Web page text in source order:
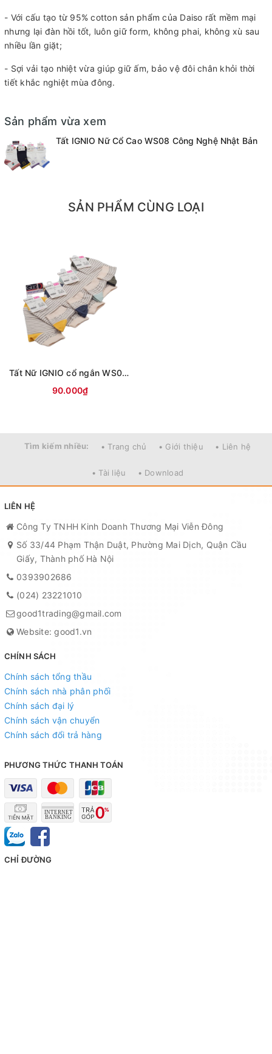
- Với cấu tạo từ 95% cotton sản phẩm của Daiso rất mềm mại
nhưng lại đàn hồi tốt, luôn giữ form, không phai, không xù sau
nhiều lần giặt;
- Sợi vải tạo nhiệt vừa giúp giữ ấm, bảo vệ đôi chân khỏi thời
tiết khắc nghiệt mùa đông.
Sản phẩm vừa xem
Tất IGNIO Nữ Cổ Cao WS08 Công Nghệ Nhật Bản
SẢN PHẨM CÙNG LOẠI
Tất Nữ IGNIO cổ ngắn WS09 - Tất Nhật Khử Mùi Công Nghệ Giữ Ấm
90.000₫
Tìm kiếm nhiều: • Trang chủ • Giới thiệu • Liên hệ
• Tài liệu • Download
LIÊN HỆ
Công Ty TNHH Kinh Doanh Thương Mại Viễn Đông
Số 33/44 Phạm Thận Duật, Phường Mai Dịch, Quận Cầu
Giấy, Thành phố Hà Nội
0393902686
(024) 23221010
good1trading@gmail.com
Website: good1.vn
CHÍNH SÁCH
Chính sách tổng thầu
Chính sách nhà phân phối
Chính sách đại lý
Chính sách vận chuyển
Chính sách đổi trả hàng
PHƯƠNG THỨC THANH TOÁN
CHỈ ĐƯỜNG